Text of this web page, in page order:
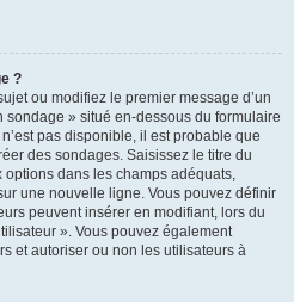
?
ou modifiez le premier message d’un
sondage » situé en-dessous du formulaire
pas disponible, il est probable que
des sondages. Saisissez le titre du
dans les champs adéquats,
une nouvelle ligne. Vous pouvez définir
peuvent insérer en modifiant, lors du
». Vous pouvez également
et autoriser ou non les utilisateurs à